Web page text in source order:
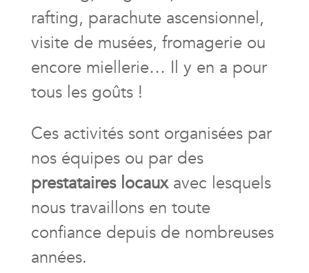
rafting, parachute ascensionnel,
visite de musées, fromagerie ou
encore miellerie… Il y en a pour
tous les goûts !
Ces activités sont organisées par
nos équipes ou par des
prestataires locauxavec lesquels
nous travaillons en toute
confiance depuis de nombreuses
années.